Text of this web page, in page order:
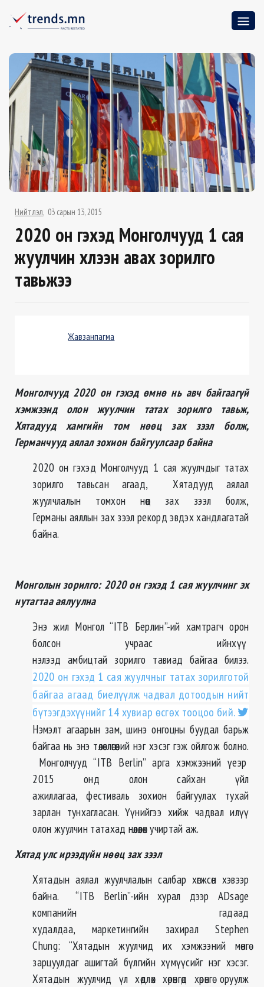
Нийтлэл 03 сарын 13, 2015
2020 он гэхэд Монголчууд 1 сая
жуулчин хүлээн авах зорилго
тавьжээ
Жавзанпагма
Монголчууд 2020 он гэхэд өмнө нь авч байгаагүй
хэмжээнд олон жуулчин татах зорилго тавьж,
Хятадууд хамгийн том нөөц зах зээл болж,
Германчууд аялал зохион байгуулсаар байна
2020 он гэхэд Монголчууд 1 сая жуулчдыг татах
зорилго тавьсан агаад, Хятадууд аялал
жуулчлалын томхон нөөц зах зээл болж,
Германы аяллын зах зээл рекорд эвдэх хандлагатай
байна.
Монголын зорилго: 2020 он гэхэд 1 сая жуулчинг эх
нутагтаа аялуулна
Энэ жил Монгол “ITB Берлин”-ий хамтрагч орон
болсон учраас ийнхүү
нэлээд амбицтай зорилго тавиад байгаа билээ.
2020 он гэхэд 1 сая жуулчныг татах зорилготой
байгаа агаад биелүүлж чадвал дотоодын нийт
бүтээгдэхүүнийг 14 хувиар өсгөх тооцоо бий.
Нэмэлт агаарын зам, шинэ онгоцны буудал барьж
байгаа нь энэ төлөвлөгөөний нэг хэсэг гэж ойлгож болно.
Монголчууд “ITB Berlin” арга хэмжээний үеэр
2015 онд олон сайхан үйл
ажиллагаа, фестиваль зохион байгуулах тухай
зарлан тунхагласан. Үүнийгээ хийж чадвал илүү
олон жуулчин татахад нөлөөлөх учиртай аж.
Хятад улс ирээдүйн нөөц зах зээл
Хятадын аялал жуулчлалын салбар хөгжсөн хэвээр
байна. “ITB Berlin”-ийн хурал дээр ADsage
компанийн гадаад
худалдаа, маркетингийн захирал Stephen
Chung: “Хятадын жуулчид их хэмжээний мөнгө
зарцуулдаг ашигтай бүлгийн хүмүүсийг нэг хэсэг.
Хятадын жуулчид үл хөдлөх хөрөнгөд хөрөнгө оруулж